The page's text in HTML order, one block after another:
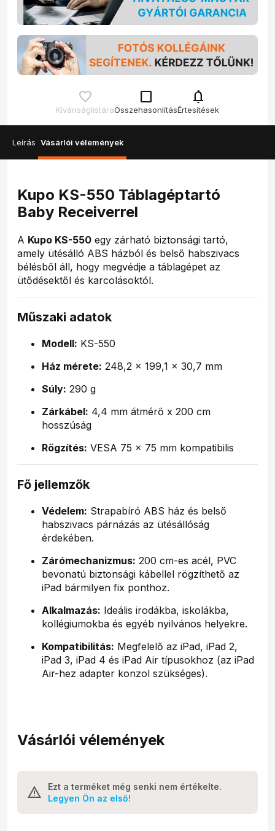
Kívánságlistára
check_box_outline_blank
Összehasonlítás
notifications
Értesítések
Leírás Vásárlói vélemények
Kupo KS-550 Táblagéptartó
Baby Receiverrel
A Kupo KS-550 egy zárható biztonsági tartó,
amely ütésálló ABS házból és belső habszivacs
bélésből áll, hogy megvédje a táblagépet az
ütődésektől és karcolásoktól.
Műszaki adatok
Modell: KS-550
Ház mérete: 248,2 x 199,1 x 30,7 mm
Súly: 290 g
Zárkábel: 4,4 mm átmérő x 200 cm
hosszúság
Rögzítés: VESA 75 x 75 mm kompatibilis
Fő jellemzők
Védelem: Strapabíró ABS ház és belső
habszivacs párnázás az ütésállóság
érdekében.
Zárómechanizmus: 200 cm-es acél, PVC
bevonatú biztonsági kábellel rögzíthető az
iPad bármilyen fix ponthoz.
Alkalmazás: Ideális irodákba, iskolákba,
kollégiumokba és egyéb nyilvános helyekre.
Kompatibilitás: Megfelelő az iPad, iPad 2,
iPad 3, iPad 4 és iPad Air típusokhoz (az iPad
Air-hez adapter konzol szükséges).
Vásárlói vélemények
Ezt a terméket még senki nem értékelte.
Legyen Ön az első!